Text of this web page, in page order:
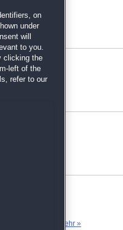
ist...
mehr »
on
under
will
to you.
clicking the
left of the
refer to our